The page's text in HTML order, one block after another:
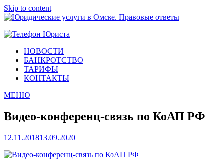
Skip to content
Юридические услуги в Омске. Правовые ответы
НОВОСТИ
БАНКРОТСТВО
ТАРИФЫ
КОНТАКТЫ
МЕНЮ
Видео-конференц-связь по КоАП РФ
12.11.201813.09.2020